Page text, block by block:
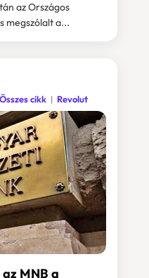
az Országos
megszólalt a...
MNB a
Összes cikk Revolut